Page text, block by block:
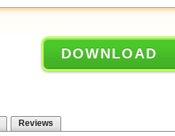
DOWNLOAD
Reviews